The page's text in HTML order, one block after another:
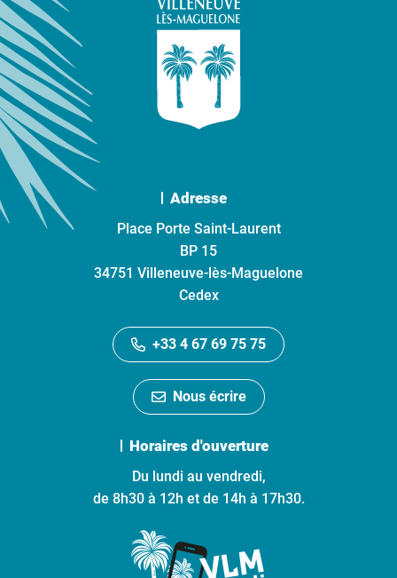
Adresse
Place Porte Saint-Laurent
BP 15
34751 Villeneuve-lès-Maguelone
Cedex
+33 4 67 69 75 75
Nous écrire
Horaires d'ouverture
Du lundi au vendredi,
de 8h30 à 12h et de 14h à 17h30.